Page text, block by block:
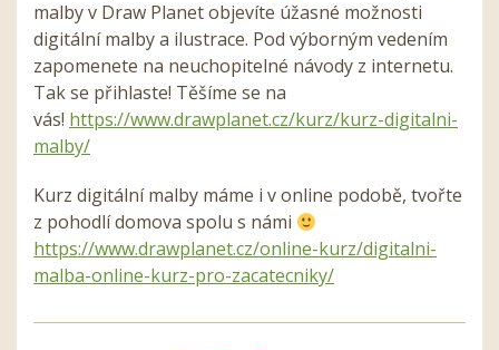
malby v Draw Planet objevíte úžasné možnosti
digitální malby a ilustrace. Pod výborným vedením
zapomenete na neuchopitelné návody z internetu.
Tak se přihlaste! Těšíme se na
vás! https://www.drawplanet.cz/kurz/kurz-digitalni-
malby/
Kurz digitální malby máme i v online podobě, tvořte
z pohodlí domova spolu s námi
https://www.drawplanet.cz/online-kurz/digitalni-
malba-online-kurz-pro-zacatecniky/